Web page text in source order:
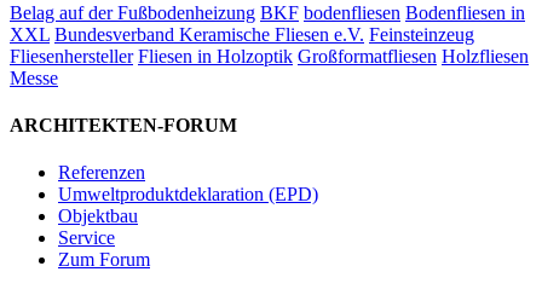
Belag auf der Fußbodenheizung BKF bodenfliesen Bodenfliesen in
XXL Bundesverband Keramische Fliesen e.V. Feinsteinzeug
Fliesenhersteller Fliesen in Holzoptik Großformatfliesen Holzfliesen
Messe
ARCHITEKTEN-FORUM
Referenzen
Umweltproduktdeklaration (EPD)
Objektbau
Service
Zum Forum